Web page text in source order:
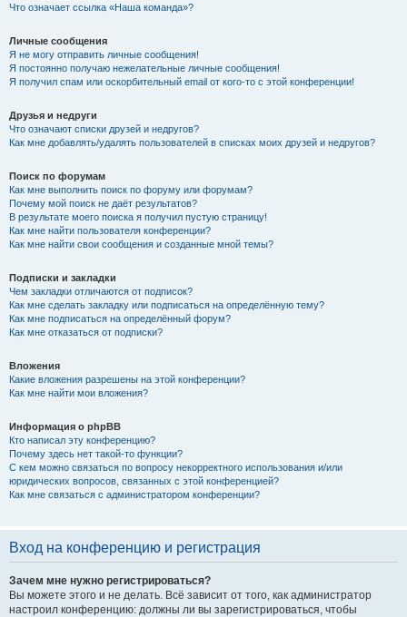
Что означает ссылка «Наша команда»?
Личные сообщения
Я не могу отправить личные сообщения!
Я постоянно получаю нежелательные личные сообщения!
Я получил спам или оскорбительный email от кого-то с этой конференции!
Друзья и недруги
Что означают списки друзей и недругов?
Как мне добавлять/удалять пользователей в списках моих друзей и недругов?
Поиск по форумам
Как мне выполнить поиск по форуму или форумам?
Почему мой поиск не даёт результатов?
В результате моего поиска я получил пустую страницу!
Как мне найти пользователя конференции?
Как мне найти свои сообщения и созданные мной темы?
Подписки и закладки
Чем закладки отличаются от подписок?
Как мне сделать закладку или подписаться на определённую тему?
Как мне подписаться на определённый форум?
Как мне отказаться от подписки?
Вложения
Какие вложения разрешены на этой конференции?
Как мне найти мои вложения?
Информация о phpBB
Кто написал эту конференцию?
Почему здесь нет такой-то функции?
С кем можно связаться по вопросу некорректного использования и/или
юридических вопросов, связанных с этой конференцией?
Как мне связаться с администратором конференции?
Вход на конференцию и регистрация
Зачем мне нужно регистрироваться?
Вы можете этого и не делать. Всё зависит от того, как администратор
настроил конференцию: должны ли вы зарегистрироваться, чтобы